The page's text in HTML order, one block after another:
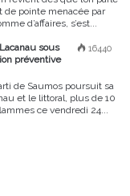
de pointe menacée par
d’affaires, s’est...
16440
sous
préventive
de Saumos poursuit sa
et le littoral, plus de 10
ce vendredi 24...